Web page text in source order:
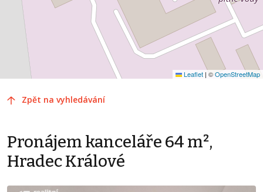
Leaflet | ©OpenStreetMap
Zpět na vyhledávání
Pronájem kanceláře 64 m²,
Hradec Králové